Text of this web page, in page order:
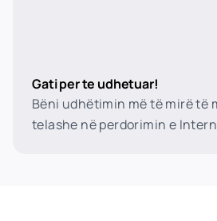
Gati per te udhetuar!
Bëni udhëtimin më të mirë të
telashe në perdorimin e